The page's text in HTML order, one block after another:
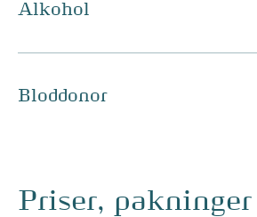
Alkohol
Bloddonor
Priser, pakninger